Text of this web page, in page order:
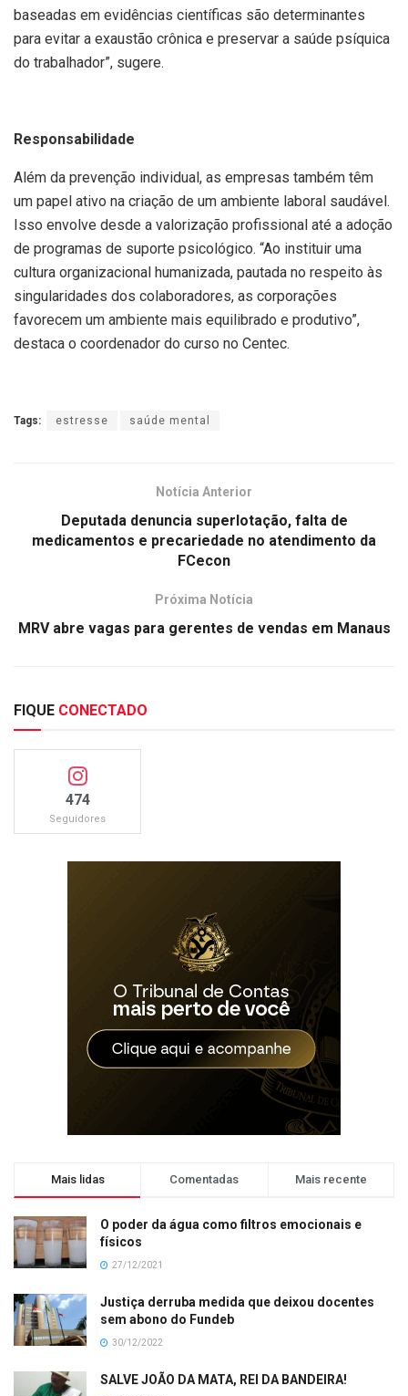
baseadas em evidências científicas são determinantes
para evitar a exaustão crônica e preservar a saúde psíquica
do trabalhador”, sugere.
Responsabilidade
Além da prevenção individual, as empresas também têm
um papel ativo na criação de um ambiente laboral saudável.
Isso envolve desde a valorização profissional até a adoção
de programas de suporte psicológico. “Ao instituir uma
cultura organizacional humanizada, pautada no respeito às
singularidades dos colaboradores, as corporações
favorecem um ambiente mais equilibrado e produtivo”,
destaca o coordenador do curso no Centec.
Tags: estresse saúde mental
Notícia Anterior
Deputada denuncia superlotação, falta de
medicamentos e precariedade no atendimento da
FCecon
Próxima Notícia
MRV abre vagas para gerentes de vendas em Manaus
FIQUE CONECTADO
474
Seguidores
Mais lidas Comentadas Mais recente
O poder da água como filtros emocionais e
físicos
27/12/2021
Justiça derruba medida que deixou docentes
sem abono do Fundeb
30/12/2022
SALVE JOÃO DA MATA, REI DA BANDEIRA!